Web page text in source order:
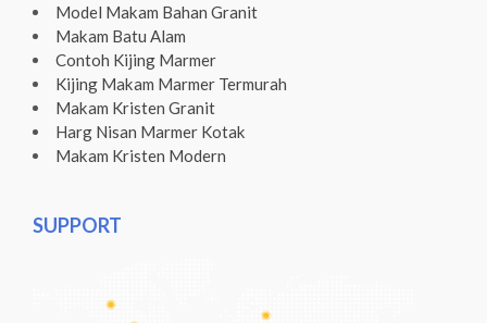
Model Makam Bahan Granit
Makam Batu Alam
Contoh Kijing Marmer
Kijing Makam Marmer Termurah
Makam Kristen Granit
Harg Nisan Marmer Kotak
Makam Kristen Modern
SUPPORT